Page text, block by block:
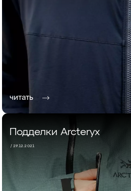
читать
Подделки Arcteryx
/ 27.12.2021